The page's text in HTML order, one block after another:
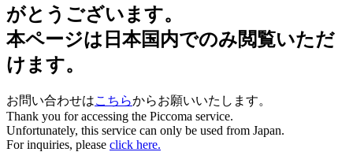
がとうございます。
本ページは日本国内でのみ閲覧いただ
けます。
お問い合わせはこちらからお願いいたします。
Thank you for accessing the Piccoma service.
Unfortunately, this service can only be used from Japan.
For inquiries, please click here.